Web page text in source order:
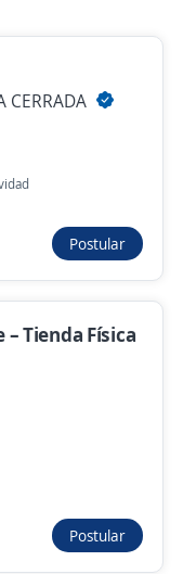
Piura
time
CERRADA
Postular
Tienda Física
Postular